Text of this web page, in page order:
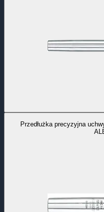
Przedłużka precyzyjna